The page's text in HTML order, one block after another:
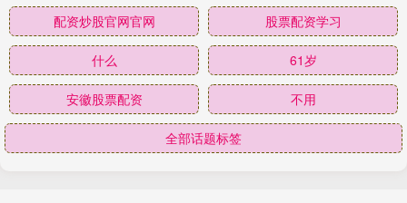
配资炒股官网官网 股票配资学习
什么 61岁
安徽股票配资 不用
全部话题标签